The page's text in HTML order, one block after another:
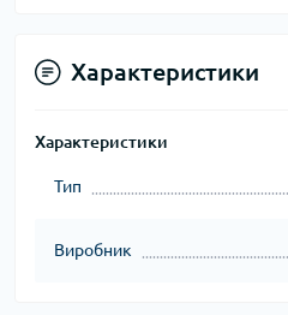
Характеристики
Характеристики
Тип
Виробник